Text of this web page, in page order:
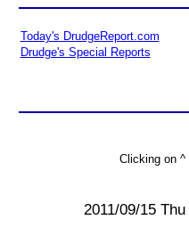
Today's DrudgeReport.com
Drudge's Special Reports
Clicking on ^
2011/09/15 Thu